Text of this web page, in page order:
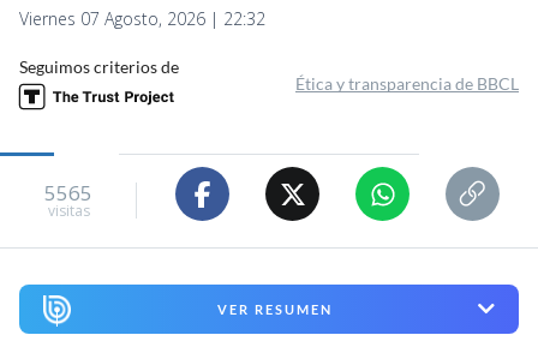
Viernes 07 Agosto, 2026 | 22:32
Seguimos criterios de
Ética y transparencia de BBCL
5565
visitas
VER RESUMEN